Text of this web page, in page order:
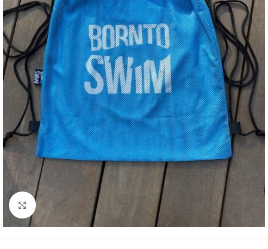
Click to enlarge